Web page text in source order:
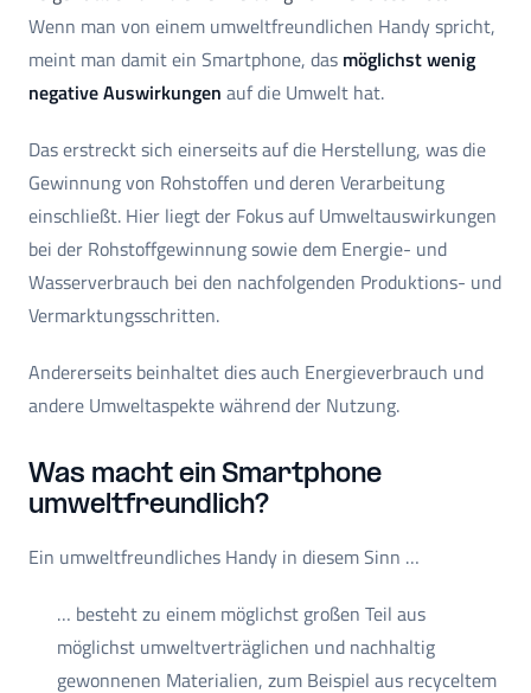
Wenn man von einem umweltfreundlichen Handy spricht,
meint man damit ein Smartphone, das möglichst wenig
negative Auswirkungen auf die Umwelt hat.
Das erstreckt sich einerseits auf die Herstellung, was die
Gewinnung von Rohstoffen und deren Verarbeitung
einschließt. Hier liegt der Fokus auf Umweltauswirkungen
bei der Rohstoffgewinnung sowie dem Energie- und
Wasserverbrauch bei den nachfolgenden Produktions- und
Vermarktungsschritten.
Andererseits beinhaltet dies auch Energieverbrauch und
andere Umweltaspekte während der Nutzung.
Was macht ein Smartphone
umweltfreundlich?
Ein umweltfreundliches Handy in diesem Sinn …
… besteht zu einem möglichst großen Teil aus
möglichst umweltverträglichen und nachhaltig
gewonnenen Materialien, zum Beispiel aus recyceltem